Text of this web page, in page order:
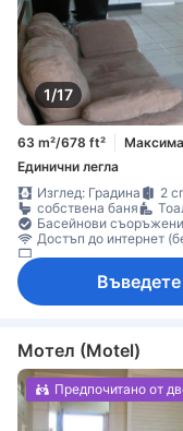
1/17
63 m²/678 ft²
Единични легла
Изглед: Градина
2
собствена баня
Басейнови
Достъп до интернет
Телевизор с плосък
Спално бельо
Напълно обзаведена
Градински мебели
Кофи за боклук
Кът
Отделна дневна стая
Самостоятелна
Съоръжения за
Мотел (Motel)
Предпочитано от